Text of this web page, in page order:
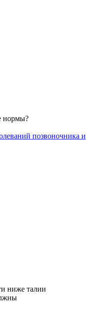
нормы?
позвоночника и
ниже талии